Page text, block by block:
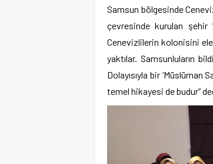
Samsun bölgesinde
çevresinde kurulan şehir
Cenevizlilerin kolonisini ele
yaktılar. Samsunluların
Dolayısıyla bir ‘Müslüman
temel hikayesi de budur”